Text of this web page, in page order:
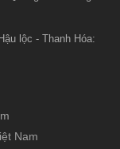
lộc - Thanh Hóa:
Nam